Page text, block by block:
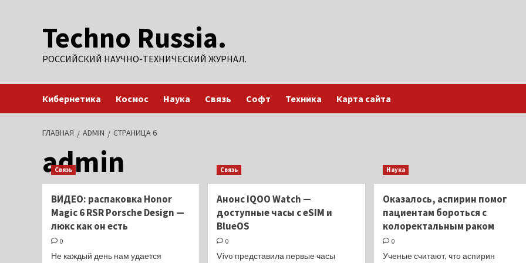
содержимомуTechno Russia.
РОССИЙСКИЙ НАУЧНО-ТЕХНИЧЕСКИЙ ЖУРНАЛ.
Кибернетика Космос Наука Связь Софт Техника Карта сайта
ГЛАВНАЯ ADMIN СТРАНИЦА 6
admin
Связь
ВИДЕО: распаковка Honor
Magic 6 RSR Porsche Design —
люкс как он есть
0
Не каждый день нам удается
Связь
Анонс IQOO Watch —
доступные часы с eSIM и
BlueOS
0
Vivo представила первые часы
Наука
Оказалось, аспирин помог
пациентам бороться с
колоректальным раком
0
Ученые считают, что аспирин